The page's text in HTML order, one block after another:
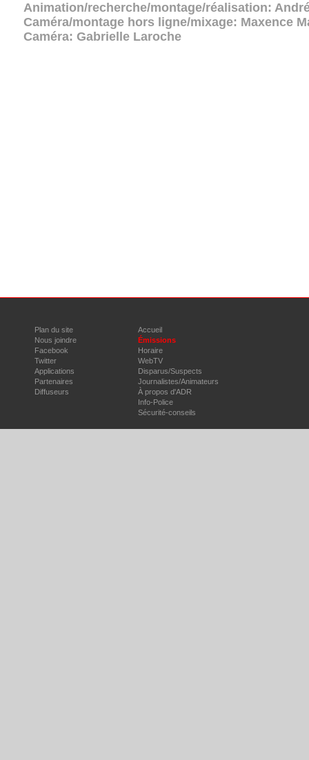
Animation/recherche/montage/réalisation:
Caméra/montage hors ligne/mixage: Maxence
Caméra: Gabrielle Laroche
Plan du site
Nous joindre
Facebook
Twitter
Applications
Partenaires
Diffuseurs
Accueil
Émissions
Horaire
WebTV
Disparus/Suspects
Journalistes/Animateurs
À propos d'ADR
Info-Police
Sécurité-conseils